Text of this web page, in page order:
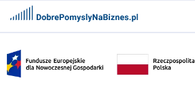
FRANCZYZY